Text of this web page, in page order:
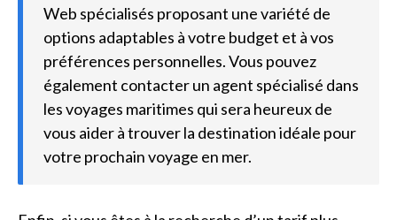
Web spécialisés proposant une variété de
options adaptables à votre budget et à vos
préférences personnelles. Vous pouvez
également contacter un agent spécialisé dans
les voyages maritimes qui sera heureux de
vous aider à trouver la destination idéale pour
votre prochain voyage en mer.